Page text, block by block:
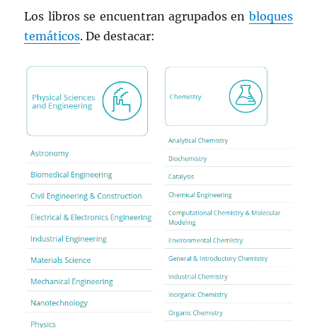
Los libros se encuentran agrupados en bloques
temáticos. De destacar: